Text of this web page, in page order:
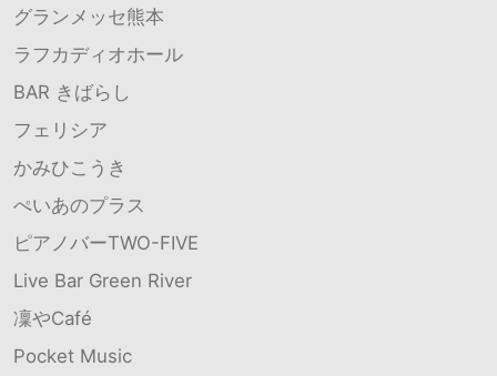
グランメッセ熊本
ラフカディオホール
BAR きばらし
フェリシア
かみひこうき
ぺいあのプラス
ピアノバーTWO-FIVE
Live Bar Green River
凜やCafé
Pocket Music